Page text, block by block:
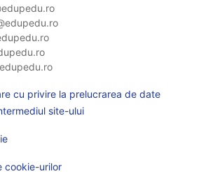
cu privire la prelucrarea de date
site-ului
cookie-urilor